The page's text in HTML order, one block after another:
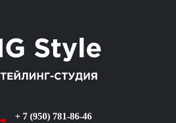
+ 7 (950) 781-86-46